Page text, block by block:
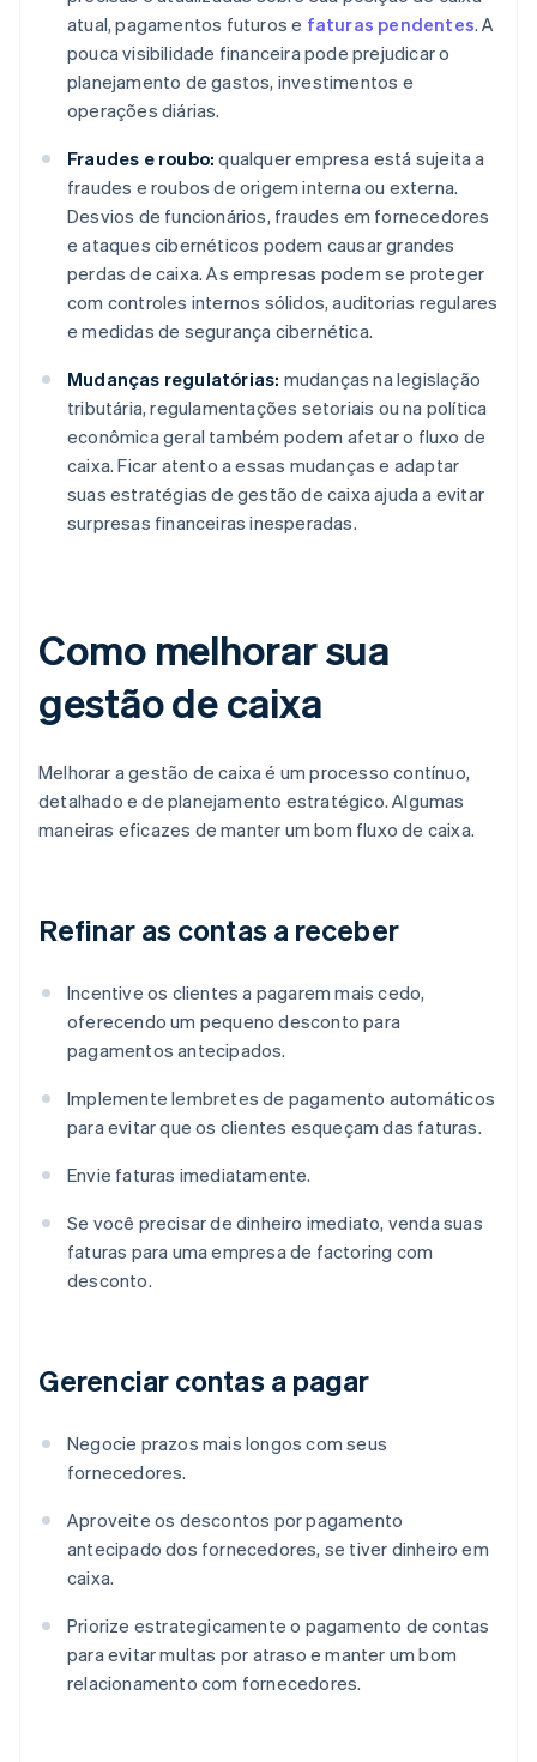
atual, pagamentos futuros e faturas pendentes. A
pouca visibilidade financeira pode prejudicar o
planejamento de gastos, investimentos e
operações diárias.
Fraudes e roubo: qualquer empresa está sujeita a
fraudes e roubos de origem interna ou externa.
Desvios de funcionários, fraudes em fornecedores
e ataques cibernéticos podem causar grandes
perdas de caixa. As empresas podem se proteger
com controles internos sólidos, auditorias regulares
e medidas de segurança cibernética.
Mudanças regulatórias: mudanças na legislação
tributária, regulamentações setoriais ou na política
econômica geral também podem afetar o fluxo de
caixa. Ficar atento a essas mudanças e adaptar
suas estratégias de gestão de caixa ajuda a evitar
surpresas financeiras inesperadas.
Como melhorar sua
gestão de caixa
Melhorar a gestão de caixa é um processo contínuo,
detalhado e de planejamento estratégico. Algumas
maneiras eficazes de manter um bom fluxo de caixa.
Refinar as contas a receber
Incentive os clientes a pagarem mais cedo,
oferecendo um pequeno desconto para
pagamentos antecipados.
Implemente lembretes de pagamento automáticos
para evitar que os clientes esqueçam das faturas.
Envie faturas imediatamente.
Se você precisar de dinheiro imediato, venda suas
faturas para uma empresa de factoring com
desconto.
Gerenciar contas a pagar
Negocie prazos mais longos com seus
fornecedores.
Aproveite os descontos por pagamento
antecipado dos fornecedores, se tiver dinheiro em
caixa.
Priorize estrategicamente o pagamento de contas
para evitar multas por atraso e manter um bom
relacionamento com fornecedores.